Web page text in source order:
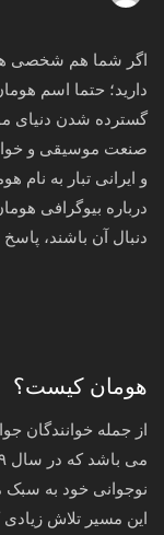
اگر شما هم شخصی
دارید؛ حتما اسم
گسترده شدن دنیای
صنعت موسیقی و
و ایرانی تبار به نام
درباره بیوگرافی
دنبال آن باشند،
هومان کیست؟
نوجوانی خود به سبک
این مسیر تلاش